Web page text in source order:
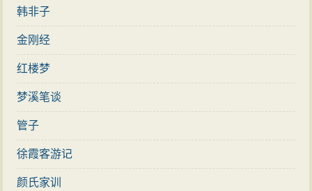
韩非子
金刚经
红楼梦
梦溪笔谈
管子
徐霞客游记
颜氏家训